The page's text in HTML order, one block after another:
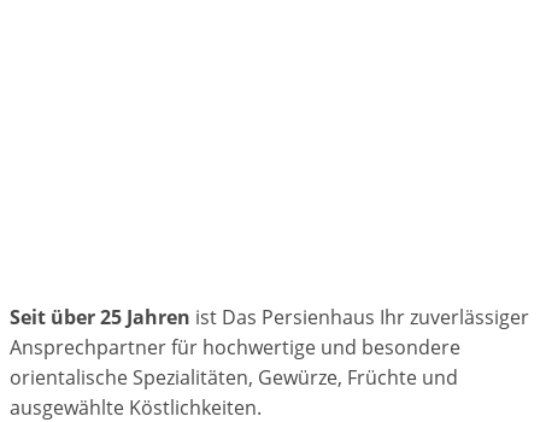
Seit über 25 Jahren ist Das Persienhaus Ihr zuverlässiger
Ansprechpartner für hochwertige und besondere
orientalische Spezialitäten, Gewürze, Früchte und
ausgewählte Köstlichkeiten.